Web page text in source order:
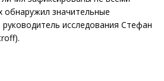
обнаружил значительные
исследования Стефан